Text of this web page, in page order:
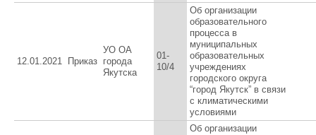
12.01.2021 Приказ
УО ОА
города
Якутска
01-
10/4
Об организации
образовательного
процесса в
муниципальных
образовательных
учреждениях
городского округа
“город Якутск” в связи
с климатическими
условиями
Об организации